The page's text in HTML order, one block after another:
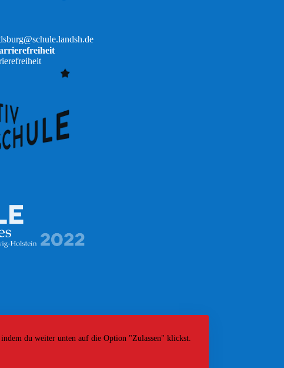
du weiter unten auf die Option "Zulassen" klickst.